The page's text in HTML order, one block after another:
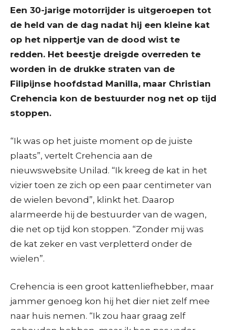
Een 30-jarige motorrijder is uitgeroepen tot
de held van de dag nadat hij een kleine kat
op het nippertje van de dood wist te
redden. Het beestje dreigde overreden te
worden in de drukke straten van de
Filipijnse hoofdstad Manilla, maar Christian
Crehencia kon de bestuurder nog net op tijd
stoppen.
“Ik was op het juiste moment op de juiste
plaats”, vertelt Crehencia aan de
nieuwswebsite Unilad. “Ik kreeg de kat in het
vizier toen ze zich op een paar centimeter van
de wielen bevond”, klinkt het. Daarop
alarmeerde hij de bestuurder van de wagen,
die net op tijd kon stoppen. “Zonder mij was
de kat zeker en vast verpletterd onder de
wielen”.
Crehencia is een groot kattenliefhebber, maar
jammer genoeg kon hij het dier niet zelf mee
naar huis nemen. “Ik zou haar graag zelf